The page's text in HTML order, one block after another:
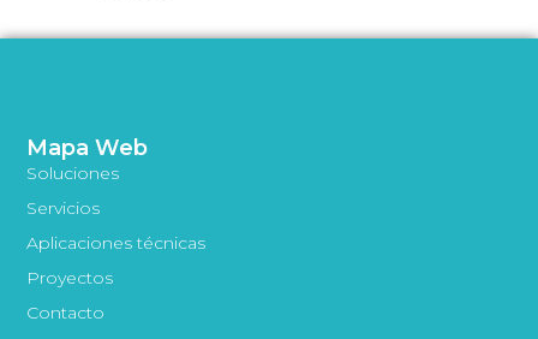
Mapa Web
Soluciones
Servicios
Aplicaciones técnicas
Proyectos
Contacto